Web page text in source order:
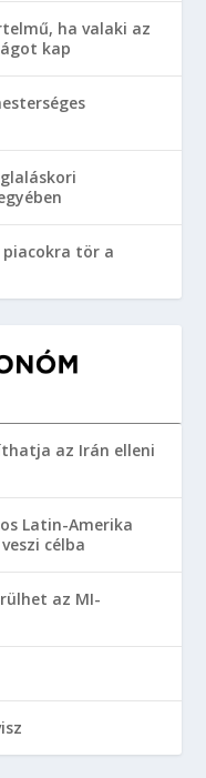
ha valaki az
kap
piacokra tör a
az Irán elleni
Latin-Amerika
célba
az MI-